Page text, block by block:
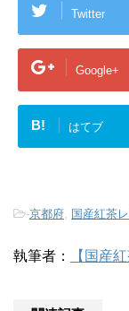
Twitter
Google+
B! はてブ
-京都府, 国産紅茶
執筆者： 【国産